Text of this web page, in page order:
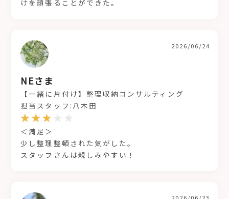
けを頑張ることができた。
NEさま
2026/06/24
【一緒に片付け】整理収納コンサルティング
担当スタッフ:八木田
＜満足＞
少し整理整頓された気がした。
スタッフさんは親しみやすい！